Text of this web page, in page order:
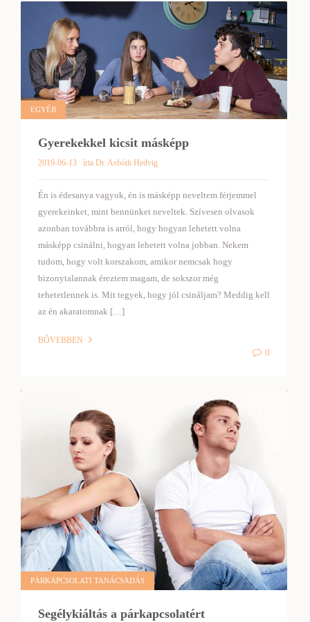
EGYÉB
Gyerekekkel kicsit másképp
2019-06-13 írta Dr. Asbóth Hedvig
Én is édesanya vagyok, én is másképp neveltem férjemmel
gyerekeinket, mint bennünket neveltek. Szívesen olvasok
azonban továbbra is arról, hogy hogyan lehetett volna
másképp csinálni, hogyan lehetett volna jobban. Nekem
tudom, hogy volt korszakom, amikor nemcsak hogy
bizonytalannak éreztem magam, de sokszor még
tehetetlennek is. Mit tegyek, hogy jól csináljam? Meddig kell
az én akaratomnak […]
BŐVEBBEN
0
PÁRKAPCSOLATI TANÁCSADÁS
Segélykiáltás a párkapcsolatért